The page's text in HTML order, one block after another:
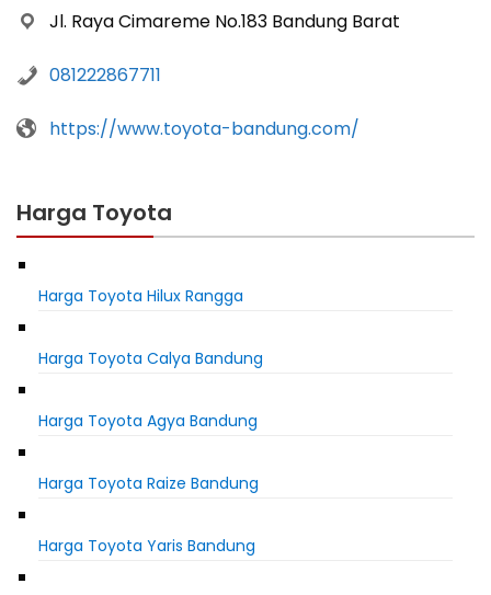
Jl. Raya Cimareme No.183 Bandung Barat
081222867711
https://www.toyota-bandung.com/
Harga Toyota
Harga Toyota Hilux Rangga
Harga Toyota Calya Bandung
Harga Toyota Agya Bandung
Harga Toyota Raize Bandung
Harga Toyota Yaris Bandung